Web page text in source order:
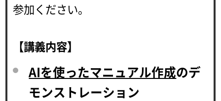
参加ください。
【講義内容】
AIを使ったマニュアル作成のデ
モンストレーション